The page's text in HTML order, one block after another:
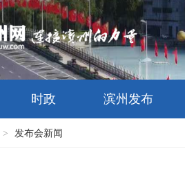
时政 滨州发布
> 发布会新闻